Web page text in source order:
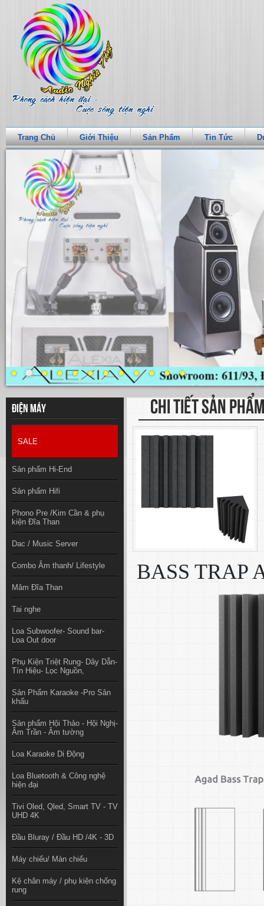
Trang Chủ Giới Thiệu Sản Phẩm Tin Tức
Điện máy
SALE
Sản phẩm Hi-End
Sản phẩm Hifi
Phono Pre /Kim Cần & phụ
kiện Đĩa Than
Dac / Music Server
Combo Âm thanh/ Lifestyle
Mâm Đĩa Than
Tai nghe
Loa Subwoofer- Sound bar-
Loa Out door
Phụ Kiện Triệt Rung- Dây Dẫn-
Tín Hiệu- Lọc Nguồn,
Sản Phẩm Karaoke -Pro Sân
khấu
Sản phẩm Hội Thảo - Hội Nghị-
Âm Trần - Âm tường
Loa Karaoke Di Động
Loa Bluetooth & Công nghệ
hiện đại
Tivi Oled, Qled, Smart TV - TV
UHD 4K
Đầu Bluray / Đầu HD /4K - 3D
Máy chiếu/ Màn chiếu
Kệ chân máy / phụ kiện chống
rung
CHI TIẾT SẢN PHẨM
BASS TRAP